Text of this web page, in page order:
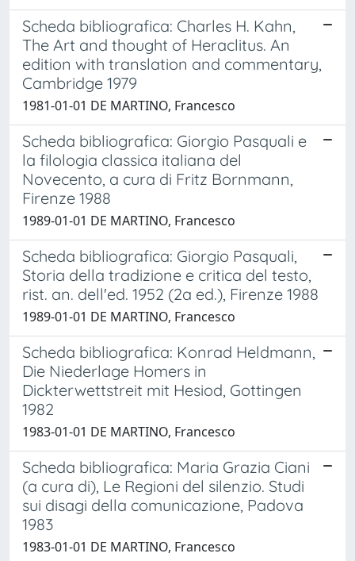
Scheda bibliografica: Charles H. Kahn,
The Art and thought of Heraclitus. An
edition with translation and commentary,
Cambridge 1979
1981-01-01 DE MARTINO, Francesco
Scheda bibliografica: Giorgio Pasquali e
la filologia classica italiana del
Novecento, a cura di Fritz Bornmann,
Firenze 1988
1989-01-01 DE MARTINO, Francesco
Scheda bibliografica: Giorgio Pasquali,
Storia della tradizione e critica del testo,
rist. an. dell'ed. 1952 (2a ed.), Firenze 1988
1989-01-01 DE MARTINO, Francesco
Scheda bibliografica: Konrad Heldmann,
Die Niederlage Homers in
Dickterwettstreit mit Hesiod, Gottingen
1982
1983-01-01 DE MARTINO, Francesco
Scheda bibliografica: Maria Grazia Ciani
(a cura di), Le Regioni del silenzio. Studi
sui disagi della comunicazione, Padova
1983
1983-01-01 DE MARTINO, Francesco